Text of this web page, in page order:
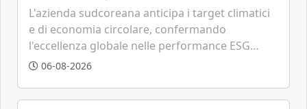
L'azienda sudcoreana anticipa i target climatici
e di economia circolare, confermando
l'eccellenza globale nelle performance ESG
grazie a innovazione, accessibilità e governance
06-08-2026